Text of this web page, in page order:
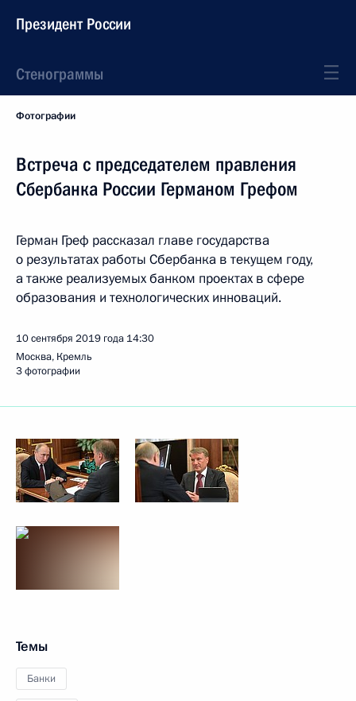
Президент России
Стенограммы
Фотографии
Встреча с председателем правления
Сбербанка России Германом Грефом
Герман Греф рассказал главе государства
о результатах работы Сбербанка в текущем году,
а также реализуемых банком проектах в сфере
образования и технологических инноваций.
10 сентября 2019 года 14:30
Москва, Кремль
3 фотографии
Темы
Банки